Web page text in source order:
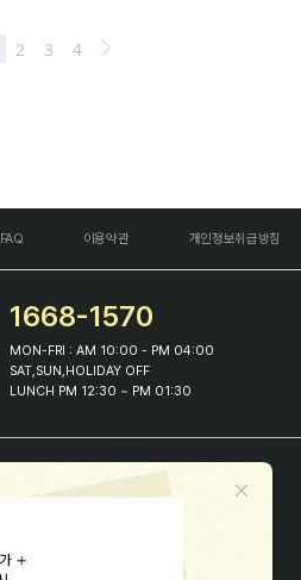
FAQ 이용약관 개인정보취급방침
1668-1570
MON-FRI : AM 10:00 - PM 04:00
SAT,SUN,HOLIDAY OFF
LUNCH PM 12:30 ~ PM 01:30